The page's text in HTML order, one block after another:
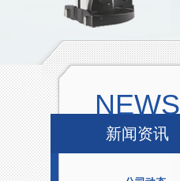
NEWS
新闻资讯